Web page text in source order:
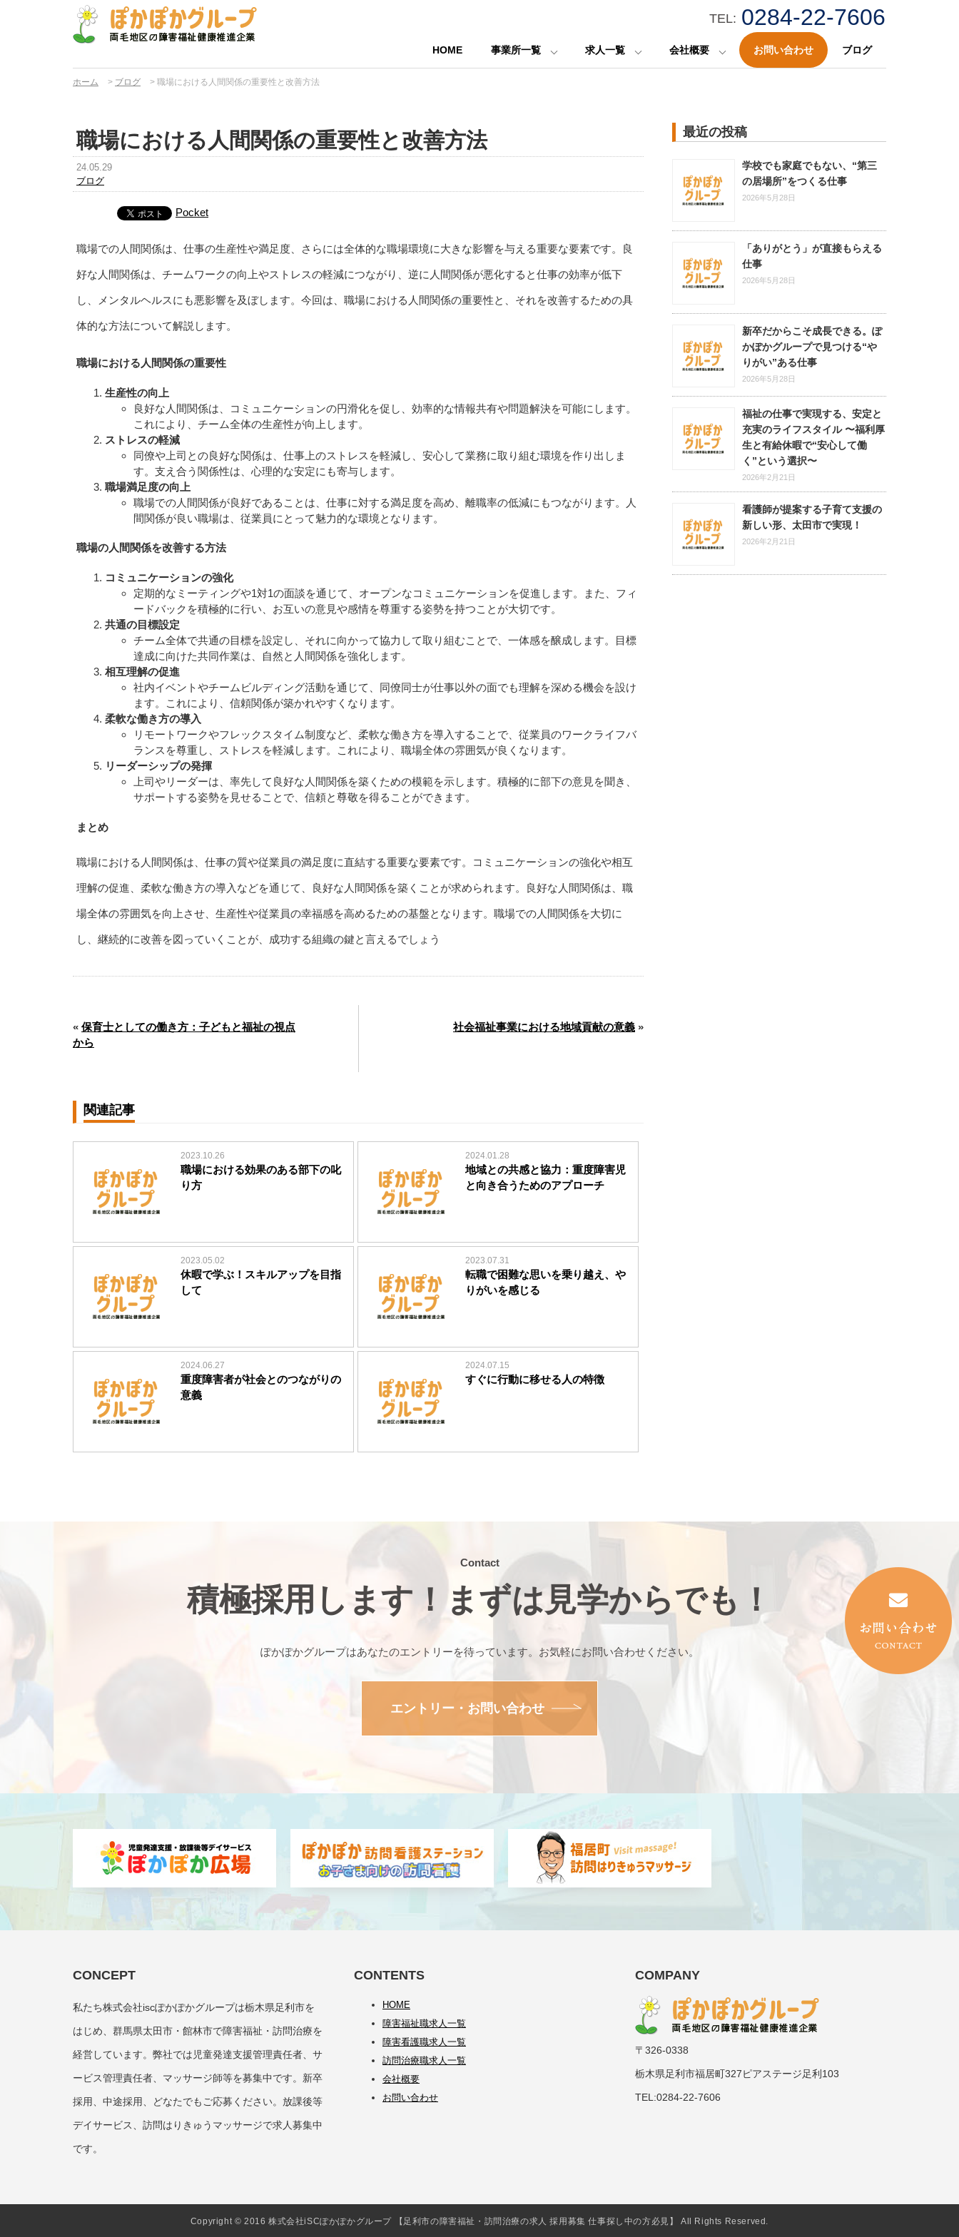
TEL: 0284-22-7606
HOME 事業所一覧 求人一覧 会社概要 お問い合わせ ブログ
ホーム > ブログ > 職場における人間関係の重要性と改善方法
職場における人間関係の重要性と改善方法
24.05.29
ブログ
Pocket
職場での人間関係は、仕事の生産性や満足度、さらには全体的な職場環境に大きな影響を与える重要な要素です。良
好な人間関係は、チームワークの向上やストレスの軽減につながり、逆に人間関係が悪化すると仕事の効率が低下
し、メンタルヘルスにも悪影響を及ぼします。今回は、職場における人間関係の重要性と、それを改善するための具
体的な方法について解説します。
職場における人間関係の重要性
生産性の向上
良好な人間関係は、コミュニケーションの円滑化を促し、効率的な情報共有や問題解決を可能にします。
これにより、チーム全体の生産性が向上します。
ストレスの軽減
同僚や上司との良好な関係は、仕事上のストレスを軽減し、安心して業務に取り組む環境を作り出しま
す。支え合う関係性は、心理的な安定にも寄与します。
職場満足度の向上
職場での人間関係が良好であることは、仕事に対する満足度を高め、離職率の低減にもつながります。人
間関係が良い職場は、従業員にとって魅力的な環境となります。
職場の人間関係を改善する方法
コミュニケーションの強化
定期的なミーティングや1対1の面談を通じて、オープンなコミュニケーションを促進します。また、フィ
ードバックを積極的に行い、お互いの意見や感情を尊重する姿勢を持つことが大切です。
共通の目標設定
チーム全体で共通の目標を設定し、それに向かって協力して取り組むことで、一体感を醸成します。目標
達成に向けた共同作業は、自然と人間関係を強化します。
相互理解の促進
社内イベントやチームビルディング活動を通じて、同僚同士が仕事以外の面でも理解を深める機会を設け
ます。これにより、信頼関係が築かれやすくなります。
柔軟な働き方の導入
リモートワークやフレックスタイム制度など、柔軟な働き方を導入することで、従業員のワークライフバ
ランスを尊重し、ストレスを軽減します。これにより、職場全体の雰囲気が良くなります。
リーダーシップの発揮
上司やリーダーは、率先して良好な人間関係を築くための模範を示します。積極的に部下の意見を聞き、
サポートする姿勢を見せることで、信頼と尊敬を得ることができます。
まとめ
職場における人間関係は、仕事の質や従業員の満足度に直結する重要な要素です。コミュニケーションの強化や相互
理解の促進、柔軟な働き方の導入などを通じて、良好な人間関係を築くことが求められます。良好な人間関係は、職
場全体の雰囲気を向上させ、生産性や従業員の幸福感を高めるための基盤となります。職場での人間関係を大切に
し、継続的に改善を図っていくことが、成功する組織の鍵と言えるでしょう
« 保育士としての働き方：子どもと福祉の視点
から
社会福祉事業における地域貢献の意義 »
関連記事
2023.10.26
職場における効果のある部下の叱
り方
2024.01.28
地域との共感と協力：重度障害児
と向き合うためのアプローチ
2023.05.02
休暇で学ぶ！スキルアップを目指
して
2023.07.31
転職で困難な思いを乗り越え、や
りがいを感じる
2024.06.27
重度障害者が社会とのつながりの
意義
2024.07.15
すぐに行動に移せる人の特徴
最近の投稿
学校でも家庭でもない、“第三
の居場所”をつくる仕事
2026年5月28日
「ありがとう」が直接もらえる
仕事
2026年5月28日
新卒だからこそ成長できる。ぽ
かぽかグループで見つける“や
りがい”ある仕事
2026年5月28日
福祉の仕事で実現する、安定と
充実のライフスタイル 〜福利厚
生と有給休暇で“安心して働
く”という選択〜
2026年2月21日
看護師が提案する子育て支援の
新しい形、太田市で実現！
2026年2月21日
Contact
積極採用します！まずは見学からでも！
ぽかぽかグループはあなたのエントリーを待っています。お気軽にお問い合わせください。
エントリー・お問い合わせ
CONCEPT
私たち株式会社iscぽかぽかグループは栃木県足利市を
はじめ、群馬県太田市・館林市で障害福祉・訪問治療を
経営しています。弊社では児童発達支援管理責任者、サ
ービス管理責任者、マッサージ師等を募集中です。新卒
採用、中途採用、どなたでもご応募ください。放課後等
デイサービス、訪問はりきゅうマッサージで求人募集中
です。
CONTENTS
HOME
障害福祉職求人一覧
障害看護職求人一覧
訪問治療職求人一覧
会社概要
お問い合わせ
COMPANY
〒326-0338
栃木県足利市福居町327ピアステージ足利103
TEL:0284-22-7606
Copyright © 2016 株式会社iSCぽかぽかグループ 【足利市の障害福祉・訪問治療の求人 採用募集 仕事探し中の方必見】 All Rights Reserved.